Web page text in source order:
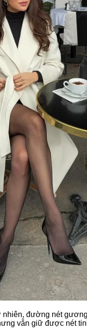
đường nét
vẫn giữ được nét